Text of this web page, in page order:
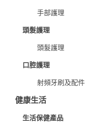
手部護理
頭髮護理
頭髮護理
口腔護理
射頻牙刷及配件
健康生活
生活保健產品